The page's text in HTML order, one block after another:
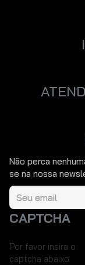
Não perca
se na nossa
CAPTCHA
Por favor insira o
captcha abaixo